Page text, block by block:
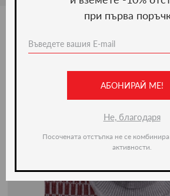
Ние
при първа
АБОНИРАЙ МЕ!
Не, благодаря
Посочената отстъпка не се
активности.